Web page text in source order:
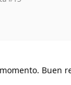
Buen